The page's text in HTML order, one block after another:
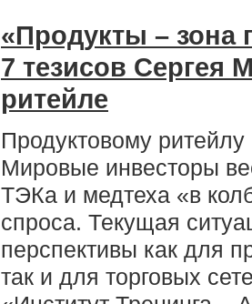
«Продукты – зона
7 тезисов Сергея
ритейле
Продуктовому
Мировые инвесторы
ТЭКа и медтеха «в
спроса. Текущая
перспективы как для
так и для торговых